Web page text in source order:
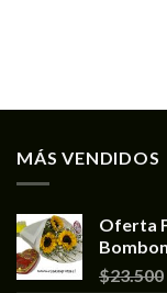
MÁS VENDIDOS
Oferta
$23.500